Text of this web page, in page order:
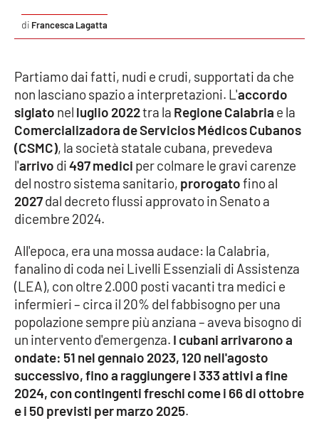
Leggendo Alvaro insieme
Imprese Di Calabria
Le perfidie di Antonella Grippo
Venti di comunicazione
STREAMING
LaC Network
LaC OnAir
EDIZIONI
LOCALI
Catanzaro
Francesca Lagatta
Partiamo dai fatti, nudi e crudi, supportati da che
non lasciano spazio a interpretazioni. L'accordo
siglato nel luglio 2022tra la Regione Calabria e la
Comercializadora de Servicios Médicos Cubanos
(CSMC), la società statale cubana, prevedeva
l'arrivo di497 medici per colmare le gravi carenze
del nostro sistema sanitario, prorogatofino al
2027dal decreto flussi approvato in Senato a
dicembre 2024.
All'epoca, era una mossa audace: la Calabria,
fanalino di coda nei Livelli Essenziali di Assistenza
(LEA), con oltre 2.000 posti vacanti tra medici e
infermieri – circa il 20% del fabbisogno per una
popolazione sempre più anziana – aveva bisogno di
un intervento d'emergenza. I cubani arrivarono a
ondate: 51 nel gennaio 2023, 120 nell'agosto
successivo, fino a raggiungere i 333 attivi a fine
2024, con contingenti freschi come i 66 di ottobre
e i 50 previsti per marzo 2025.